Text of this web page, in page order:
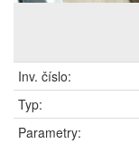
Inv. číslo:
Typ:
Parametry: